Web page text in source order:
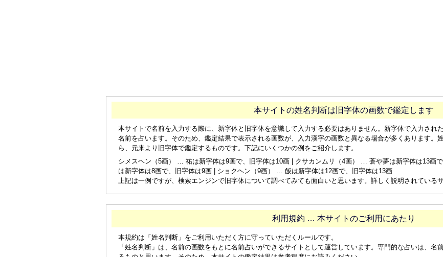
本サイトの姓名判断は旧字体の画数で鑑定します
本サイトで名前を入力する際に、新字体と旧字体を意識して入力する必要はありません。新字体で入力され
名前を占います。そのため、鑑定結果で表示される画数が、入力漢字の画数と異なる場合が多くあります。
ら、元来より旧字体で鑑定するものです。下記にいくつかの例をご紹介します。
シメスヘン（5画） … 祐は新字体は9画で、旧字体は10画 | クサカンムリ（4画） … 蒼や夢は新字体は13画
は新字体は8画で、旧字体は9画 | ショクヘン（9画） … 飯は新字体は12画で、旧字体は13画
上記は一例ですが、検索エンジンで旧字体について調べてみても面白いと思います。詳しく説明されている
利用規約 … 本サイトのご利用にあたり
本規約は「姓名判断」をご利用いただく方に守っていただくルールです。
「姓名判断」は、名前の画数をもとに名前占いができるサイトとして運営しています。専門的な占いは、名